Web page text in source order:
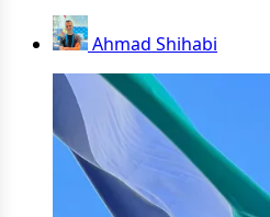
Ahmad Shihabi